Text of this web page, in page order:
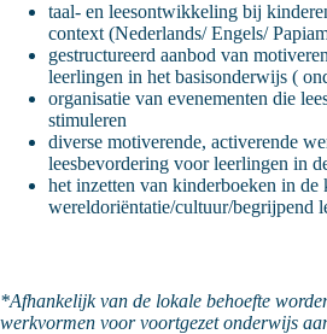
taal- en leesontwikkeling bij
context (Nederlands/ Engels/
gestructureerd aanbod van
leerlingen in het basisonderwijs (
organisatie van evenementen die
stimuleren
diverse motiverende, activerende
leesbevordering voor leerlingen in
het inzetten van kinderboeken in de
wereldoriëntatie/cultuur/begrijpend
*Afhankelijk van de lokale behoefte
werkvormen voor voortgezet onderwijs